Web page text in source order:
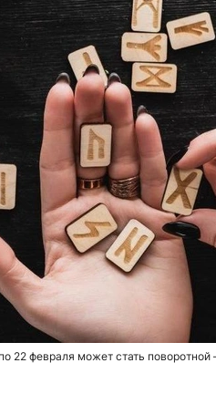
22 февраля может стать